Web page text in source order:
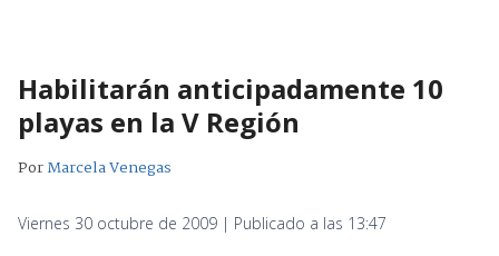
Habilitarán anticipadamente 10
playas en la V Región
PorMarcela Venegas
Viernes 30 octubre de 2009 | Publicado a las 13:47